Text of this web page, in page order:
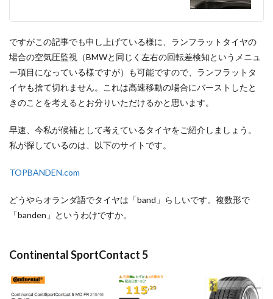
ですがこの記事でも申し上げている様に、ランフラットタイヤの
場合の空気圧監視（BMWと同じく左右の回転差検知というメニュ
ー項目になっている様ですが）も可能ですので、ランフラットタ
イヤも捨て切れません。これは高速移動の場合にバーストしたと
きのことを考えるとお分りいただけるかと思います。
早速、今私が候補として考えているタイヤをご紹介しましょう。
私が探しているのは、以下のサイトです。
TOPBANDEN.com
どうやらオランダ語でタイヤは「band」らしいです。複数形で
「banden」というわけですか。
Continental SportContact 5